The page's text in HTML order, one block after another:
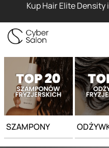
Kup Hair Elite Density
SZAMPONY
Strona główna - Cyber Salon